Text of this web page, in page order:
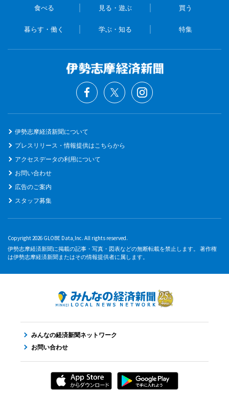
食べる 見る・遊ぶ 買う
暮らす・働く 学ぶ・知る 特集
伊勢志摩経済新聞について
プレスリリース・情報提供はこちらから
アクセスデータの利用について
お問い合わせ
広告のご案内
スタッフ募集
Copyright 2026 GLOBE Data,Inc. All rights reserved.
伊勢志摩経済新聞に掲載の記事・写真・図表などの無断転載を禁止します。 著作権
は伊勢志摩経済新聞またはその情報提供者に属します。
みんなの経済新聞ネットワーク
お問い合わせ